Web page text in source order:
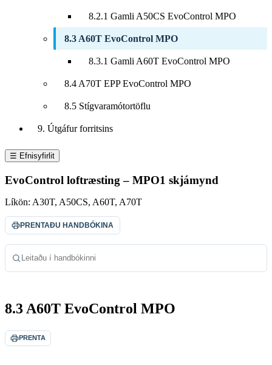
8.2.1 Gamli A50CS EvoControl MPO
8.3 A60T EvoControl MPO
8.3.1 Gamli A60T EvoControl MPO
8.4 A70T EPP EvoControl MPO
8.5 Stígvaramótortöflu
9. Útgáfur forritsins
☰ Efnisyfirlit
EvoControl loftræsting – MPO1 skjámynd
Líkön: A30T, A50CS, A60T, A70T
PRENTAÐU HANDBÓKINA
Leitaðu í handbókinni
8.3 A60T EvoControl MPO
PRENTA